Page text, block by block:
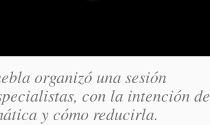
organizó una sesión
con la intención de
y cómo reducirla.